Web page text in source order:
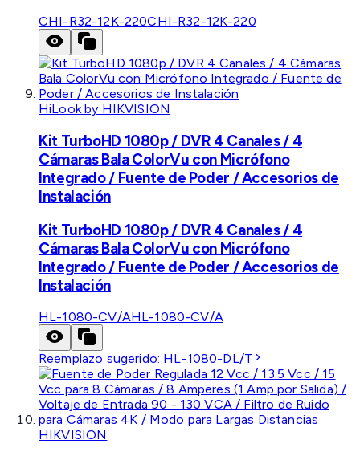
CHI-R32-12K-220CHI-R32-12K-220
HiLook by HIKVISION
Kit TurboHD 1080p / DVR 4 Canales / 4
Cámaras Bala ColorVu con Micrófono
Integrado / Fuente de Poder / Accesorios de
Instalación
Kit TurboHD 1080p / DVR 4 Canales / 4
Cámaras Bala ColorVu con Micrófono
Integrado / Fuente de Poder / Accesorios de
Instalación
HL-1080-CV/AHL-1080-CV/A
Reemplazo sugerido: HL-1080-DL/T
HIKVISION